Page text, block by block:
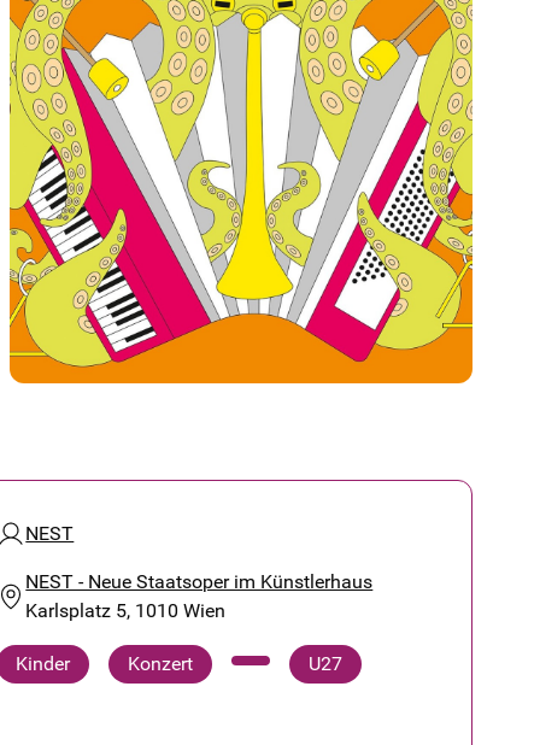
NEST
NEST - Neue Staatsoper im Künstlerhaus
Karlsplatz 5, 1010 Wien
Kinder Konzert U27